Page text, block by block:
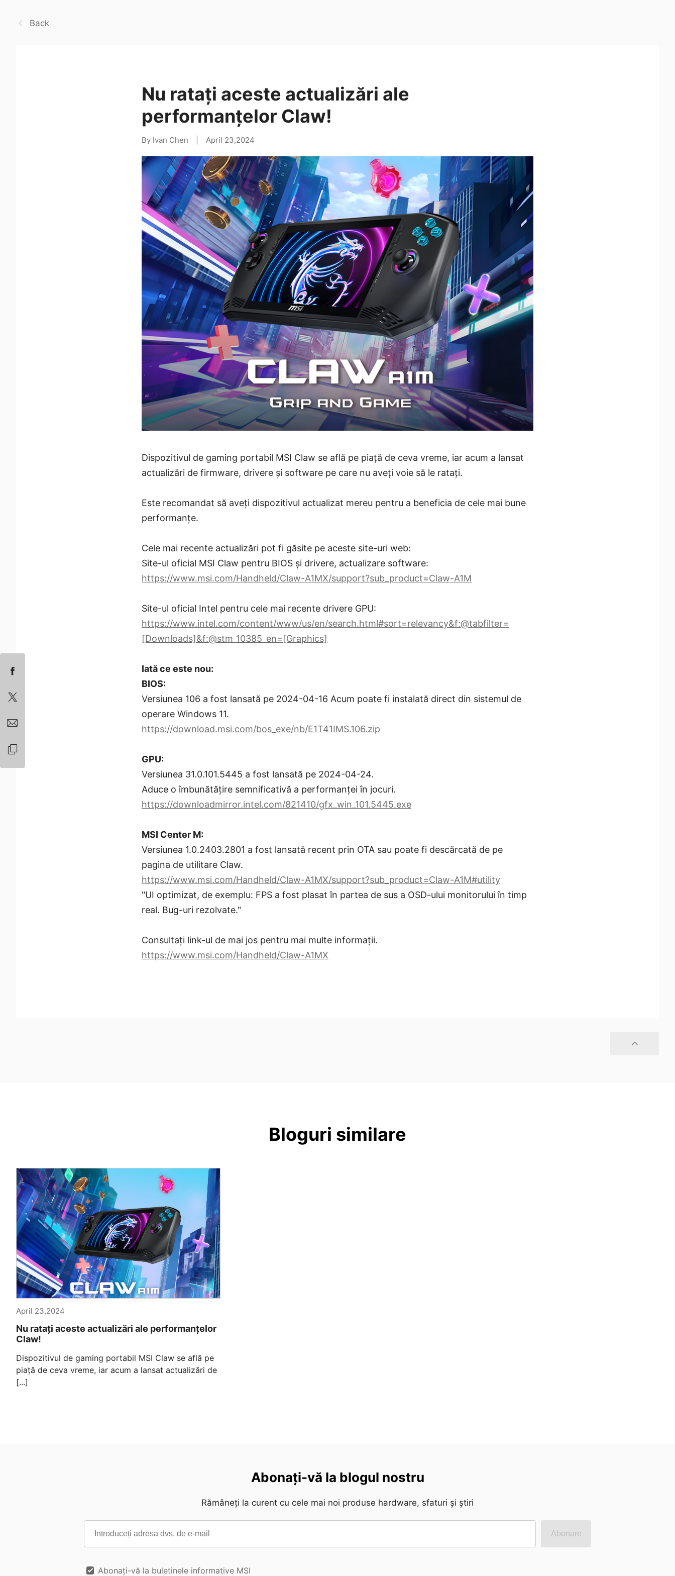
Back
Nu ratați aceste actualizări ale
performanțelor Claw!
By Ivan Chen April 23,2024
Dispozitivul de gaming portabil MSI Claw se află pe piață de ceva vreme, iar acum a lansat
actualizări de firmware, drivere și software pe care nu aveți voie să le ratați.
Este recomandat să aveți dispozitivul actualizat mereu pentru a beneficia de cele mai bune
performanțe.
Cele mai recente actualizări pot fi găsite pe aceste site-uri web:
Site-ul oficial MSI Claw pentru BIOS și drivere, actualizare software:
https://www.msi.com/Handheld/Claw-A1MX/support?sub_product=Claw-A1M
Site-ul oficial Intel pentru cele mai recente drivere GPU:
https://www.intel.com/content/www/us/en/search.html#sort=relevancy&f:@tabfilter=
[Downloads]&f:@stm_10385_en=[Graphics]
Iată ce este nou:
BIOS:
Versiunea 106 a fost lansată pe 2024-04-16 Acum poate fi instalată direct din sistemul de
operare Windows 11.
https://download.msi.com/bos_exe/nb/E1T41IMS.106.zip
GPU:
Versiunea 31.0.101.5445 a fost lansată pe 2024-04-24.
Aduce o îmbunătățire semnificativă a performanței în jocuri.
https://downloadmirror.intel.com/821410/gfx_win_101.5445.exe
MSI Center M:
Versiunea 1.0.2403.2801 a fost lansată recent prin OTA sau poate fi descărcată de pe
pagina de utilitare Claw.
https://www.msi.com/Handheld/Claw-A1MX/support?sub_product=Claw-A1M#utility
"UI optimizat, de exemplu: FPS a fost plasat în partea de sus a OSD-ului monitorului în timp
real. Bug-uri rezolvate."
Consultați link-ul de mai jos pentru mai multe informații.
https://www.msi.com/Handheld/Claw-A1MX
Bloguri similare
April 23,2024
Nu ratați aceste actualizări ale performanțelor
Claw!
Dispozitivul de gaming portabil MSI Claw se află pe
piață de ceva vreme, iar acum a lansat actualizări de
[...]
Abonați-vă la blogul nostru
Rămâneți la curent cu cele mai noi produse hardware, sfaturi și știri
Abonare
Abonați-vă la buletinele informative MSI